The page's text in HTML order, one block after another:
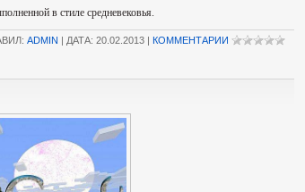
в стиле средневековья.
ADMIN | ДАТА: 20.02.2013
КОММЕНТАРИИ